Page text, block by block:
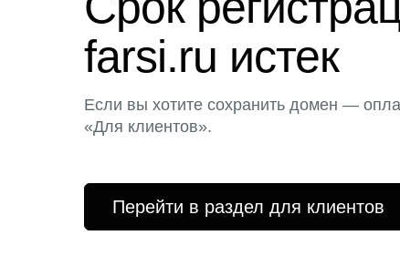
farsi.ru истек
Если вы хотите сохранить домен —
«Для клиентов».
Перейти в раздел для клиентов